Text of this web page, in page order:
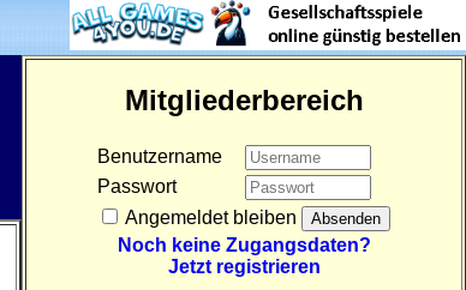
Mitgliederbereich
Benutzername
Passwort
Angemeldet bleiben
Noch keine Zugangsdaten?
Jetzt registrieren